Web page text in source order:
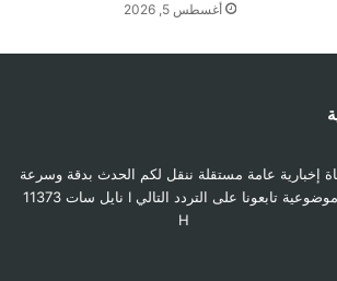
أغسطس 5, 2026
إخبارية عامة مستقلة ننقل لكم الحدث بدقة وسرعة
وموضوعية تابعونا على التردد التالي I نايل سات 11373
H